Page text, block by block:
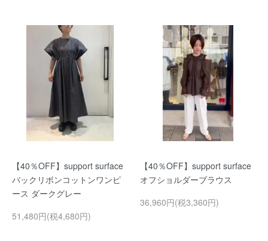
【40％OFF】support surface
バックリボンコットンワンピ
ース ダークグレー
51,480円(税4,680円)
【40％OFF】support surface
オフショルダーブラウス
36,960円(税3,360円)